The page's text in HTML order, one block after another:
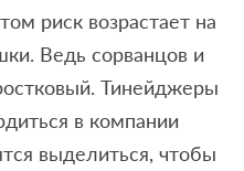
риск возрастает на
Ведь сорванцов и
Тинейджеры
в компании
выделиться, чтобы